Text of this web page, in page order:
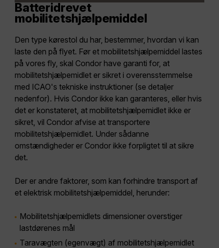
Batteridrevet
mobilitetshjælpemiddel
Den type kørestol du har, bestemmer, hvordan vi kan
laste den på flyet. Før et mobilitetshjælpemiddel lastes
på vores fly, skal Condor have garanti for, at
mobilitetshjælpemidlet er sikret i overensstemmelse
med ICAO's tekniske instruktioner (se detaljer
nedenfor). Hvis Condor ikke kan garanteres, eller hvis
det er konstateret, at mobilitetshjælpemidlet ikke er
sikret, vil Condor afvise at transportere
mobilitetshjælpemidlet. Under sådanne
omstændigheder er Condor ikke forpligtet til at sikre
det.
Der er andre faktorer, som kan forhindre transport af
et elektrisk mobilitetshjælpemiddel, herunder:
Mobilitetshjælpemidlets dimensioner overstiger
lastdørenes mål
Taravægten (egenvægt) af mobilitetshjælpemidlet